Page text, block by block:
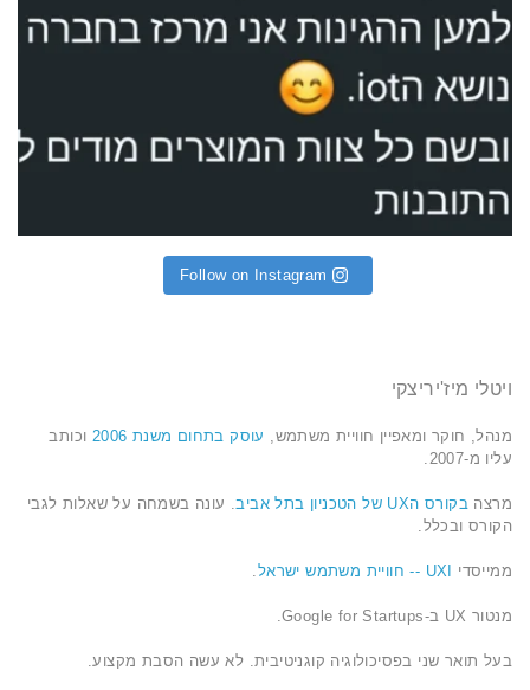
Follow on Instagram
ויטלי מיז'יריצקי
מנהל, חוקר ומאפיין חוויית משתמש, עוסק בתחום משנת 2006
וכותב
עליו מ-2007.
מרצה בקורס הUX של הטכניון בתל אביב
. עונה בשמחה על שאלות לגבי
הקורס ובכלל.
ממייסדי UXI -- חוויית משתמש ישראל .
מנטור UX ב-Google for Startups.
בעל תואר שני בפסיכולוגיה קוגניטיבית. לא עשה הסבת מקצוע.